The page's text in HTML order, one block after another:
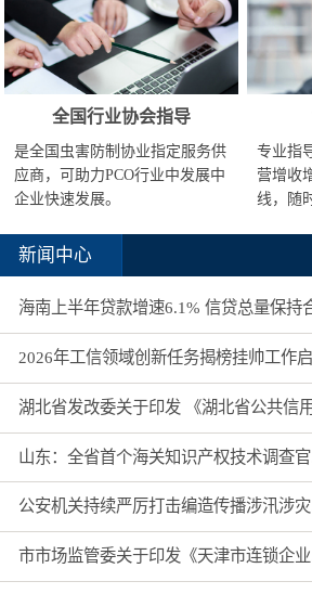
全国行业协会指导
是全国虫害防制协业指定服务供
应商，可助力PCO行业中发展中
企业快速发展。
专业指
营增收
线，随
新闻中心
2026年工信领域创新任务揭榜挂帅工作
山东
公